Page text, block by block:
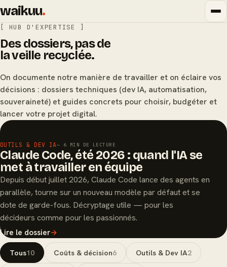
waikuu.
[ HUB D'EXPERTISE ]
Des dossiers, pas de
la veille recyclée.
On documente notre manière de travailler et on éclaire vos
décisions : dossiers techniques (dev IA, automatisation,
souveraineté) et guides concrets pour choisir, budgéter et
lancer votre projet digital.
OUTILS & DEV IA— 6 MIN DE LECTURE
Claude Code, été 2026 : quand l'IA se
met à travailler en équipe
Depuis début juillet 2026, Claude Code lance des agents en
parallèle, tourne sur un nouveau modèle par défaut et se
dote de garde-fous. Décryptage utile — pour les
décideurs comme pour les passionnés.
Lire le dossier→
Tous10 Coûts & décision6 Outils & Dev IA2